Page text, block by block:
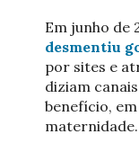
Em junho de
desmentiu
por sites e
diziam
benefício,
maternidade.